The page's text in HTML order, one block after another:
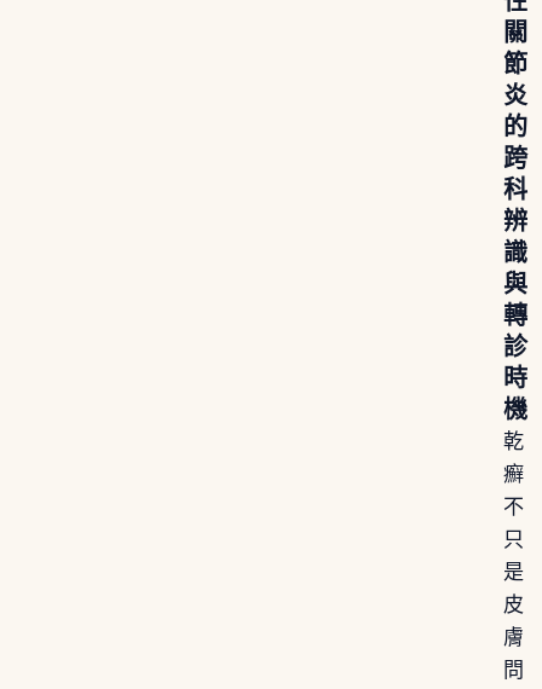
關
節
炎
的
跨
科
辨
識
與
轉
診
時
機
乾
癬
不
只
是
皮
膚
問